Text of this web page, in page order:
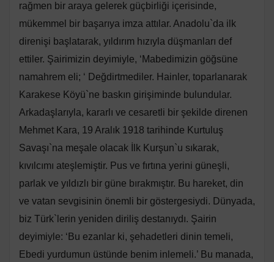
rağmen bir araya gelerek güçbirliği içerisinde,
mükemmel bir başarıya imza attılar. Anadolu`da ilk
direnişi başlatarak, yıldırım hızıyla düşmanları def
ettiler. Şairimizin deyimiyle, ‘Mabedimizin göğsüne
namahrem eli; ‘ Değdirtmediler. Hainler, toparlanarak
Karakese Köyü`ne baskın girişiminde bulundular.
Arkadaşlarıyla, kararlı ve cesaretli bir şekilde direnen
Mehmet Kara, 19 Aralık 1918 tarihinde Kurtuluş
Savaşı`na meşale olacak İlk Kurşun`u sıkarak,
kıvılcımı ateşlemiştir. Pus ve fırtına yerini güneşli,
parlak ve yıldızlı bir güne bırakmıştır. Bu hareket, din
ve vatan sevgisinin önemli bir göstergesiydi. Dünyada,
biz Türk`lerin yeniden diriliş destanıydı. Şairin
deyimiyle: ‘Bu ezanlar ki, şehadetleri dinin temeli,
Ebedi yurdumun üstünde benim inlemeli.’ Bu manada,